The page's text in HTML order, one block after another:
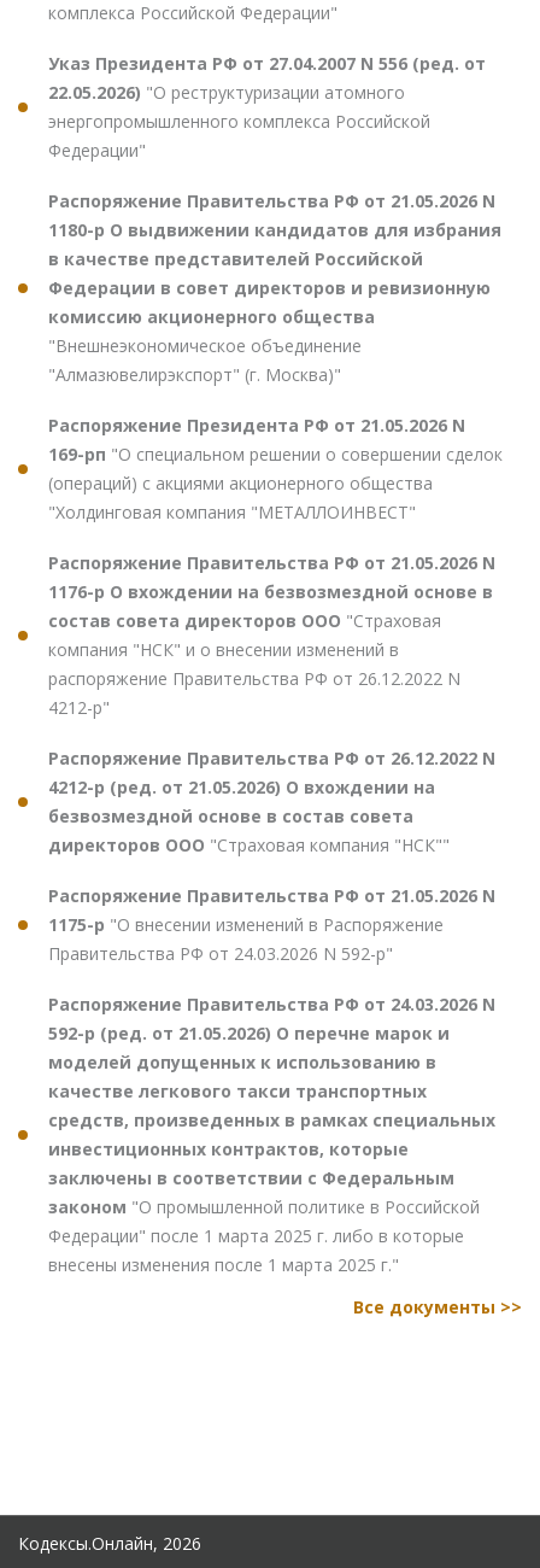
комплекса Российской Федерации"
Указ Президента РФ от 27.04.2007 N 556 (ред. от
22.05.2026) "О реструктуризации атомного
энергопромышленного комплекса Российской
Федерации"
Распоряжение Правительства РФ от 21.05.2026 N
1180-р О выдвижении кандидатов для избрания
в качестве представителей Российской
Федерации в совет директоров и ревизионную
комиссию акционерного общества
"Внешнеэкономическое объединение
"Алмазювелирэкспорт" (г. Москва)"
Распоряжение Президента РФ от 21.05.2026 N
169-рп "О специальном решении о совершении сделок
(операций) с акциями акционерного общества
"Холдинговая компания "МЕТАЛЛОИНВЕСТ"
Распоряжение Правительства РФ от 21.05.2026 N
1176-р О вхождении на безвозмездной основе в
состав совета директоров ООО "Страховая
компания "НСК" и о внесении изменений в
распоряжение Правительства РФ от 26.12.2022 N
4212-р"
Распоряжение Правительства РФ от 26.12.2022 N
4212-р (ред. от 21.05.2026) О вхождении на
безвозмездной основе в состав совета
директоров ООО "Страховая компания "НСК""
Распоряжение Правительства РФ от 21.05.2026 N
1175-р "О внесении изменений в Распоряжение
Правительства РФ от 24.03.2026 N 592-р"
Распоряжение Правительства РФ от 24.03.2026 N
592-р (ред. от 21.05.2026) О перечне марок и
моделей допущенных к использованию в
качестве легкового такси транспортных
средств, произведенных в рамках специальных
инвестиционных контрактов, которые
заключены в соответствии с Федеральным
законом "О промышленной политике в Российской
Федерации" после 1 марта 2025 г. либо в которые
внесены изменения после 1 марта 2025 г."
Все документы >>
Кодексы.Онлайн, 2026